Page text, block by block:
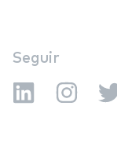
Seguir